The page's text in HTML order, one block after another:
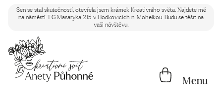
Sen se stal skutečností, otevřela jsem krámek Kreativního světa. Najdete mě
na náměstí T.G.Masaryka 215 v Hodkovicích n. Mohelkou. Budu se těšit na
vaši návštěvu.
Menu